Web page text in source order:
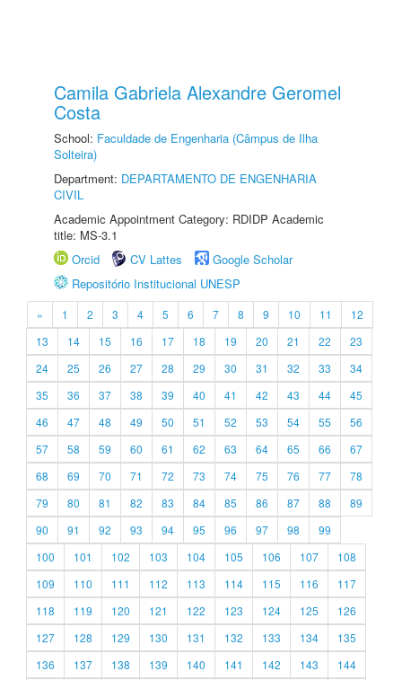
Camila Gabriela Alexandre Geromel
Costa
School: Faculdade de Engenharia (Câmpus de Ilha
Solteira)
Department: DEPARTAMENTO DE ENGENHARIA
CIVIL
Academic Appointment Category: RDIDP Academic
title: MS-3.1
Orcid
CV Lattes
Google Scholar
Repositório Institucional UNESP
« 1 2 3 4 5 6 7 8 9 10 11
12
13
14 15 16 17 18 19 20 21 22
23
24
25 26 27 28 29 30 31 32 33
34
35
36 37 38 39 40 41 42 43 44
45
46
47 48 49 50 51 52 53 54 55
56
57
58 59 60 61 62 63 64 65 66
67
68
69 70 71 72 73 74 75 76 77
78
79
80 81 82 83 84 85 86 87 88
89
90
91 92 93 94 95 96 97 98
99
100
101 102 103 104 105 106 107
108
109
110 111 112 113 114 115 116
117
118
119 120 121 122 123 124 125
126
127
128 129 130 131 132 133 134
135
136
137 138 139 140 141 142 143
144